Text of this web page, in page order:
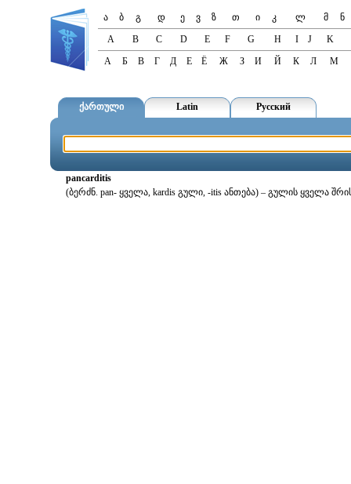
ა ბ გ დ ე ვ ზ თ ი კ ლ მ
ნ
A
B C D E F G H I J
K
А
Б В Г Д Е Ё Ж З И Й К Л М
ქართული Latin Русский
pancarditis
(ბერძნ. pan- ყველა, kardis გული, -itis ანთება) – გულის ყველა